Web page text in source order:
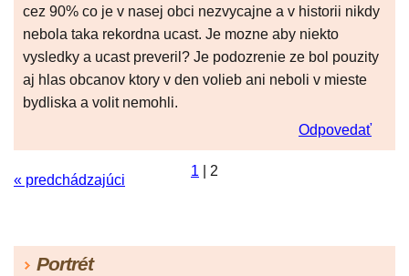
cez 90% co je v nasej obci nezvycajne a v historii nikdy
nebola taka rekordna ucast. Je mozne aby niekto
vysledky a ucast preveril? Je podozrenie ze bol pouzity
aj hlas obcanov ktory v den volieb ani neboli v mieste
bydliska a volit nemohli.
Odpovedať
« predchádzajúci
1 2
Portrét